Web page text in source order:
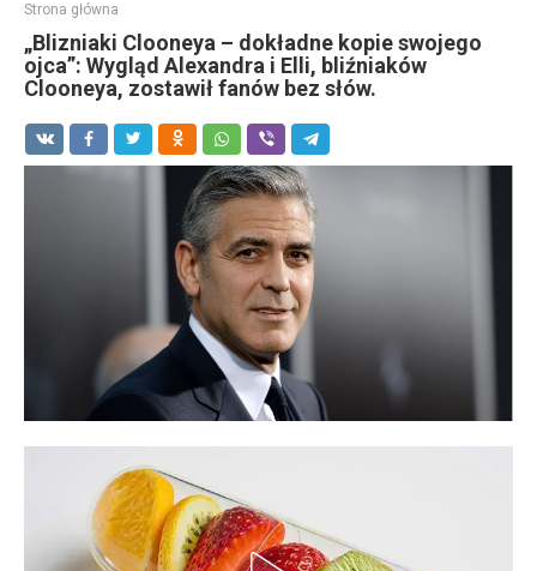
Strona główna
„Blizniaki Clooneya – dokładne kopie swojego
ojca”: Wygląd Alexandra i Elli, bliźniaków
Clooneya, zostawił fanów bez słów.